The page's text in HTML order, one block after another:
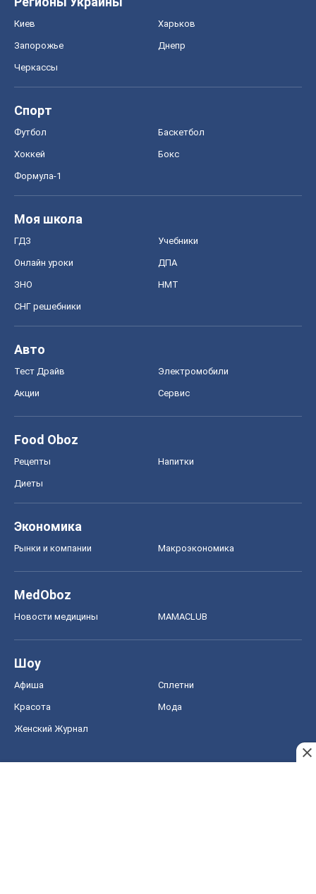
Киев Харьков
Запорожье Днепр
Черкассы
Спорт
Футбол Баскетбол
Хоккей Бокс
Формула-1
Моя школа
ГДЗ Учебники
Онлайн уроки ДПА
ЗНО НМТ
СНГ решебники
Авто
Тест Драйв Электромобили
Акции Сервис
Food Oboz
Рецепты Напитки
Диеты
Экономика
Рынки и компании Mакроэкономика
MedOboz
Новости медицины MAMACLUB
Шоу
Афиша Сплетни
Красота Мода
Женский Журнал